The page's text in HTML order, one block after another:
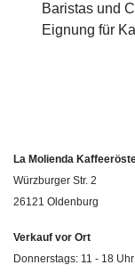
Baristas und
Eignung für
La Molienda
Würzburger Str. 2
26121 Oldenburg
Verkauf vor Ort
Donnerstags: 11 - 18 Uhr